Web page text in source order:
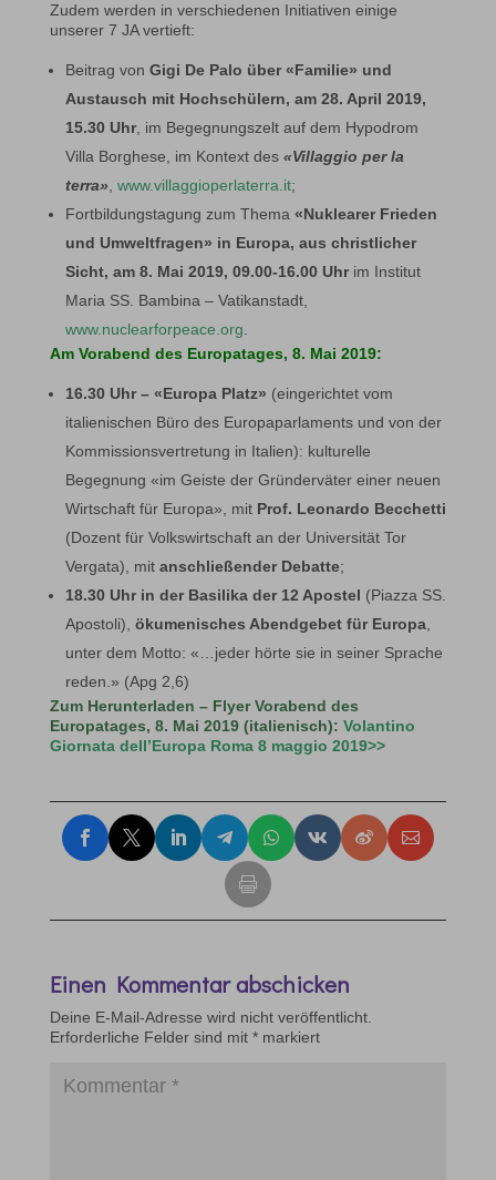
Zudem werden in verschiedenen Initiativen einige
unserer 7 JA vertieft:
Beitrag von Gigi De Palo über «Familie» und
Austausch mit Hochschülern, am 28. April 2019,
15.30 Uhr, im Begegnungszelt auf dem Hypodrom
Villa Borghese, im Kontext des «Villaggio per la
terra», www.villaggioperlaterra.it;
Fortbildungstagung zum Thema «Nuklearer Frieden
und Umweltfragen» in Europa, aus christlicher
Sicht, am 8. Mai 2019, 09.00-16.00 Uhrim Institut
Maria SS. Bambina – Vatikanstadt,
www.nuclearforpeace.org.
Am Vorabend des Europatages, 8. Mai 2019:
16.30 Uhr – «Europa Platz» (eingerichtet vom
italienischen Büro des Europaparlaments und von der
Kommissionsvertretung in Italien): kulturelle
Begegnung «im Geiste der Gründerväter einer neuen
Wirtschaft für Europa», mit Prof. Leonardo Becchetti
(Dozent für Volkswirtschaft an der Universität Tor
Vergata), mit anschließender Debatte;
18.30 Uhr in der Basilika der 12 Apostel (Piazza SS.
Apostoli), ökumenisches Abendgebet für Europa,
unter dem Motto: «…jeder hörte sie in seiner Sprache
reden.» (Apg 2,6)
Zum Herunterladen – Flyer Vorabend des
Europatages, 8. Mai 2019 (italienisch): Volantino
Giornata dell’Europa Roma 8 maggio 2019>>
Einen Kommentar abschicken
Deine E-Mail-Adresse wird nicht veröffentlicht.
Erforderliche Felder sind mit *markiert